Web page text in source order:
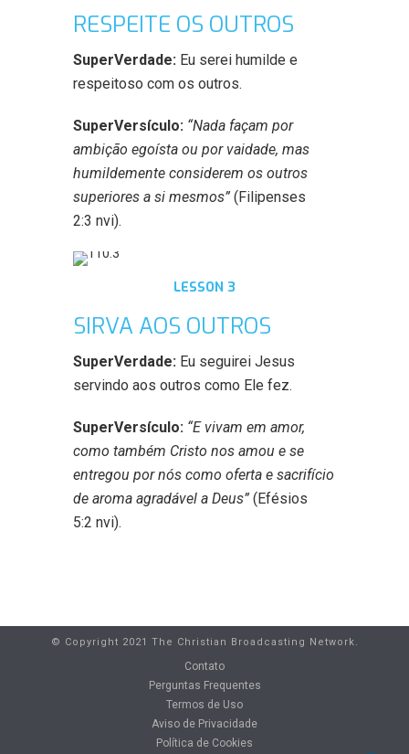
RESPEITE OS OUTROS
SuperVerdade: Eu serei humilde e
respeitoso com os outros.
SuperVersículo: “Nada façam por
ambição egoísta ou por vaidade, mas
humildemente considerem os outros
superiores a si mesmos” (Filipenses
2:3 nvi).
LESSON 3
SIRVA AOS OUTROS
SuperVerdade: Eu seguirei Jesus
servindo aos outros como Ele fez.
SuperVersículo: “E vivam em amor,
como também Cristo nos amou e se
entregou por nós como oferta e sacrifício
de aroma agradável a Deus” (Efésios
5:2 nvi).
© Copyright 2021 The Christian Broadcasting Network.
Contato
Perguntas Frequentes
Termos de Uso
Aviso de Privacidade
Política de Cookies